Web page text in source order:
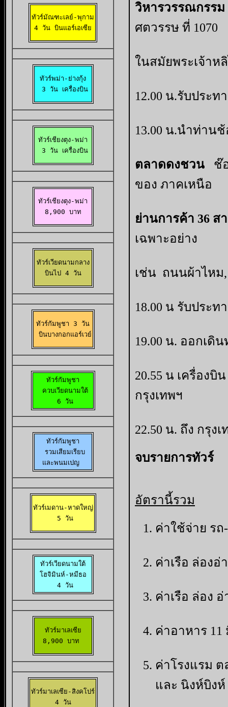
ทัวร์มัณฑะเลย์-พุกาม
4 วัน บินแอร์เอเซีย
ทัวร์พม่า-ย่างกุ้ง
3 วัน เครื่องบิน
ทัวร์เชียงตุง-พม่า
3 วัน เครื่องบิน
ทัวร์เชียงตุง-พม่า
8,900 บาท
ทัวร์เวียดนามกลาง
บินไป 4 วัน
ทัวร์กัมพูชา 3 วัน
บินบางกอกแอร์เวย์
ทัวร์กัมพูชา
  ควบเวียดนามใต้
6 วัน
ทัวร์กัมพูชา
รวมเสียมเรียบ
และพนมเปญ
ทัวร์เมดาน-หาดใหญ่
5 วัน
ทัวร์เวียดนามใต้
โฮจิมินห์-หมีธอ
4 วัน
ทัวร์มาเลเซีย
8,900 บาท
ทัวร์มาเลเซีย-สิงคโปร์
4 วัน
วิหารวรรณกรรม
ศตวรรษ ที่ 1070
ในสมัยพระเจ้าห
12.00 น.รับประ
13.00 น.นำท่าน
ตลาดดงชวน
ช๊
ของ ภาคเหนือ
ย่านการค้า 36 ส
เฉพาะอย่าง
เช่น ถนนผ้าไหม,
18.00 น รับประ
19.00 น. ออกเดิ
20.55 น เครื่อง
กรุงเทพฯ
22.50 น. ถึง กรุ
จบรายการทัวร์
อัตรานี้รวม
ค่าใช้จ่าย ร
ค่าเรือ ล่องอ่
ค่าเรือ ล่อง
ค่าอาหาร 1 1
ค่าโรงแรม
และ นิงห์บิง